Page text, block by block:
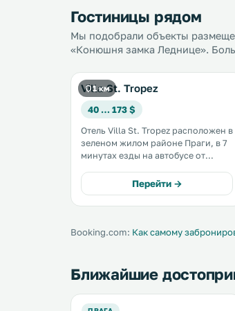
Гостиницы рядом
Мы подобрали объекты
«Конюшня замка Леднице».
1 км
Villa St. Tropez
40 … 173 $
Отель Villa St. Tropez расположен в
зеленом жилом районе Праги, в 7
минутах езды на автобусе от
гостей бесплатная частная
парковка, бесплатный Wi-Fi и
сауна. В ресторане подают
кухни. .
Перейти →
Booking.com: Как самому
Ближайшие